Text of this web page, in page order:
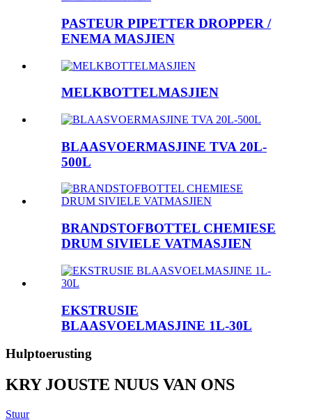
PASTEUR PIPETTER DROPPER /
ENEMA MASJIEN
MELKBOTTELMASJIEN
BLAASVOERMASJINE TVA 20L-
500L
BRANDSTOFBOTTEL CHEMIESE
DRUM SIVIELE VATMASJIEN
EKSTRUSIE
BLAASVOELMASJINE 1L-30L
Hulptoerusting
KRY JOUSTE NUUS VAN ONS
Stuur